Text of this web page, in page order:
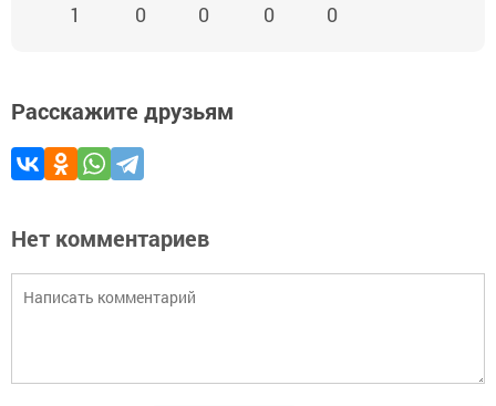
1 0 0 0 0
Расскажите друзьям
Нет комментариев